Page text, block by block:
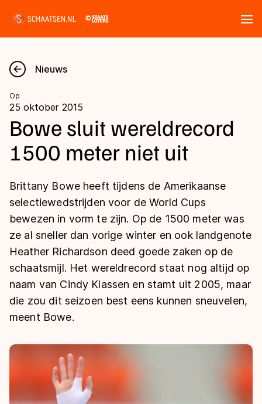
Nieuws
Kalender
Disciplines
Langebaan
Shorttrack
Inlineskaten
Kunstschaatsen
Schoonrijden
Natuurijs
Uitslagen
Langebaan
Shorttrack
Marathon
Inlineskaten
Kunstschaatsen
Tijden & historie
Ranglijsten Langebaan
Persoonlijke records & tijden
Historie & statistiek
De weg op
Inschrijven wedstrijden
Algemene Nederlandse Schaatstijd
Waar kan ik schaatsen en skaten?
Schaatsfans
Evenementen
Livestreams
Olympische Spelen
Olympische Spelen
Medaille overzicht
Nieuws
Op
25 oktober 2015
Bowe sluit wereldrecord
1500 meter niet uit
Brittany Bowe heeft tijdens de Amerikaanse
selectiewedstrijden voor de World Cups
bewezen in vorm te zijn. Op de 1500 meter was
ze al sneller dan vorige winter en ook landgenote
Heather Richardson deed goede zaken op de
schaatsmijl. Het wereldrecord staat nog altijd op
naam van Cindy Klassen en stamt uit 2005, maar
die zou dit seizoen best eens kunnen sneuvelen,
meent Bowe.